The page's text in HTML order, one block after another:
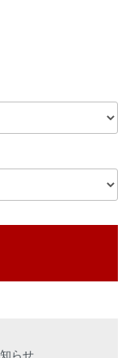
らせ